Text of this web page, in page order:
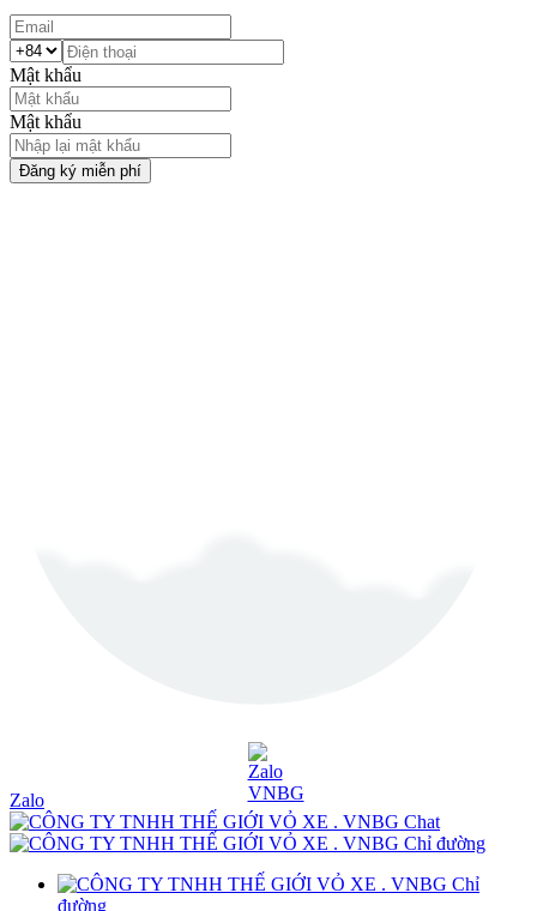
Mật khẩu
Mật khẩu
Đăng ký miễn phí
Zalo
Chat
Chỉ đường
Chỉ
đường